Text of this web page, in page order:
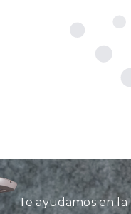
Te ayudamos en